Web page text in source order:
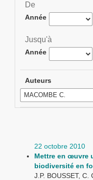
De
Année
Jusqu'à
Année
Auteurs
22 octobre 2010
Mettre en œuvre
biodiversité en
J.P. BOUSSET, C.